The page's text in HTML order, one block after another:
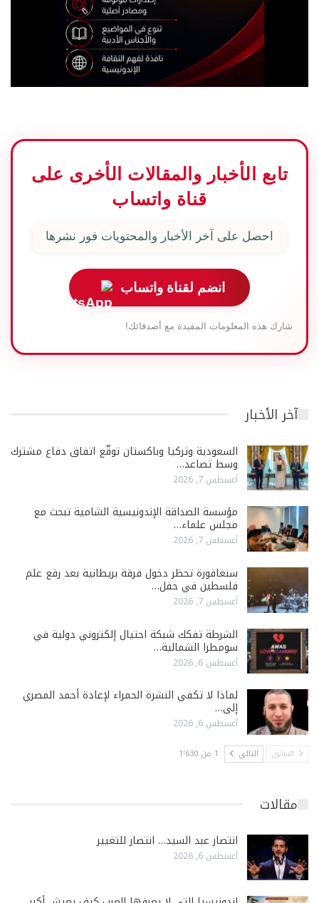
تابع الأخبار والمقالات الأخرى على
قناة واتساب
احصل على آخر الأخبار والمحتويات فور نشرها
انضم لقناة واتساب
شارك هذه المعلومات المفيدة مع أصدقائك!
آخر الأخبار
السعودية وتركيا وباكستان توقّع اتفاق دفاع مشترك
وسط تصاعد…
أغسطس 7, 2026
مؤسسة الصداقة الإندونيسية الشامية تبحث مع
مجلس علماء…
أغسطس 7, 2026
سنغافورة تحظر دخول فرقة بريطانية بعد رفع علم
فلسطين في حفل…
أغسطس 7, 2026
الشرطة تفكك شبكة احتيال إلكتروني دولية في
سومطرا الشمالية…
أغسطس 6, 2026
لماذا لا تكفي النشرة الحمراء لإعادة أحمد المصري
إلى…
أغسطس 6, 2026
السابق التالي 1 من 1٬630
مقالات
انتصار عبد السيد… انتصار للتغيير
أغسطس 6, 2026